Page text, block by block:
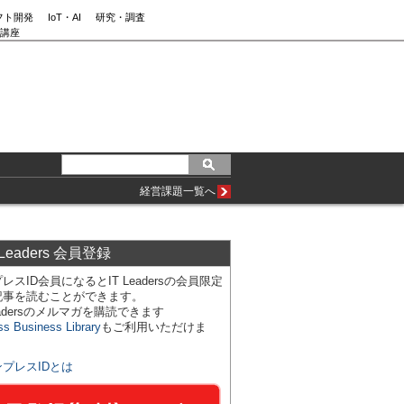
ト開発 IoT・AI
研究・調査
座
経営課題一覧へ
会員登録
スID会員になるとIT Leadersの会員限定
を読むことができます。
のメルマガを購読できます
Business Libraryもご利用いただけま
プレスIDとは